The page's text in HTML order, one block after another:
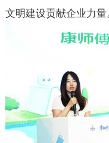
文明建设贡献企业力量